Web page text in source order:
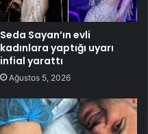
Seda Sayan’ın evli
kadınlara yaptığı uyarı
infial yarattı
Ağustos 5, 2026